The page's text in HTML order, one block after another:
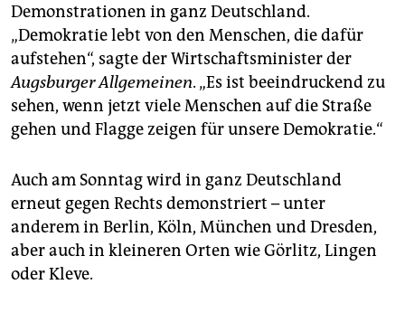
Demonstrationen in ganz Deutschland.
„Demokratie lebt von den Menschen, die dafür
aufstehen“, sagte der Wirtschaftsminister der
Augsburger Allgemeinen. „Es ist beeindruckend zu
sehen, wenn jetzt viele Menschen auf die Straße
gehen und Flagge zeigen für unsere Demokratie.“
Auch am Sonntag wird in ganz Deutschland
erneut gegen Rechts demonstriert – unter
anderem in Berlin, Köln, München und Dresden,
aber auch in kleineren Orten wie Görlitz, Lingen
oder Kleve.